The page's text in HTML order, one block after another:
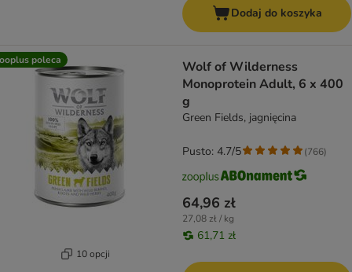
Dodaj do koszyka
poleca
10 opcji
Wolf of Wilderness
Monoprotein Adult, 6 x 400
g
Green Fields, jagnięcina
64,96 zł
27,08 zł / kg
61,71 zł
Pusto: 4.7/5 (766)